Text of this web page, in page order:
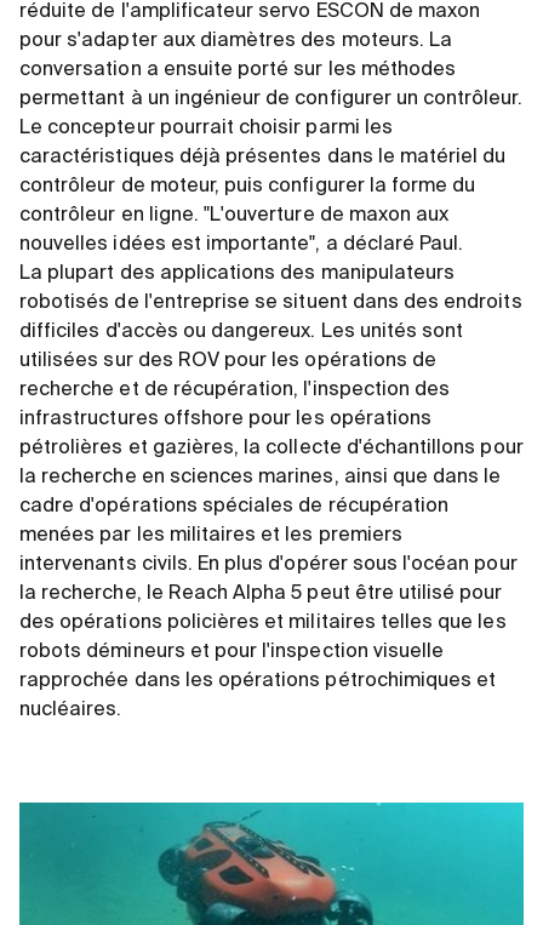
réduite de l'amplificateur servo ESCON de maxon
pour s'adapter aux diamètres des moteurs. La
conversation a ensuite porté sur les méthodes
permettant à un ingénieur de configurer un contrôleur.
Le concepteur pourrait choisir parmi les
caractéristiques déjà présentes dans le matériel du
contrôleur de moteur, puis configurer la forme du
contrôleur en ligne. "L'ouverture de maxon aux
nouvelles idées est importante", a déclaré Paul.
La plupart des applications des manipulateurs
robotisés de l'entreprise se situent dans des endroits
difficiles d'accès ou dangereux. Les unités sont
utilisées sur des ROV pour les opérations de
recherche et de récupération, l'inspection des
infrastructures offshore pour les opérations
pétrolières et gazières, la collecte d'échantillons pour
la recherche en sciences marines, ainsi que dans le
cadre d'opérations spéciales de récupération
menées par les militaires et les premiers
intervenants civils. En plus d'opérer sous l'océan pour
la recherche, le Reach Alpha 5 peut être utilisé pour
des opérations policières et militaires telles que les
robots démineurs et pour l'inspection visuelle
rapprochée dans les opérations pétrochimiques et
nucléaires.